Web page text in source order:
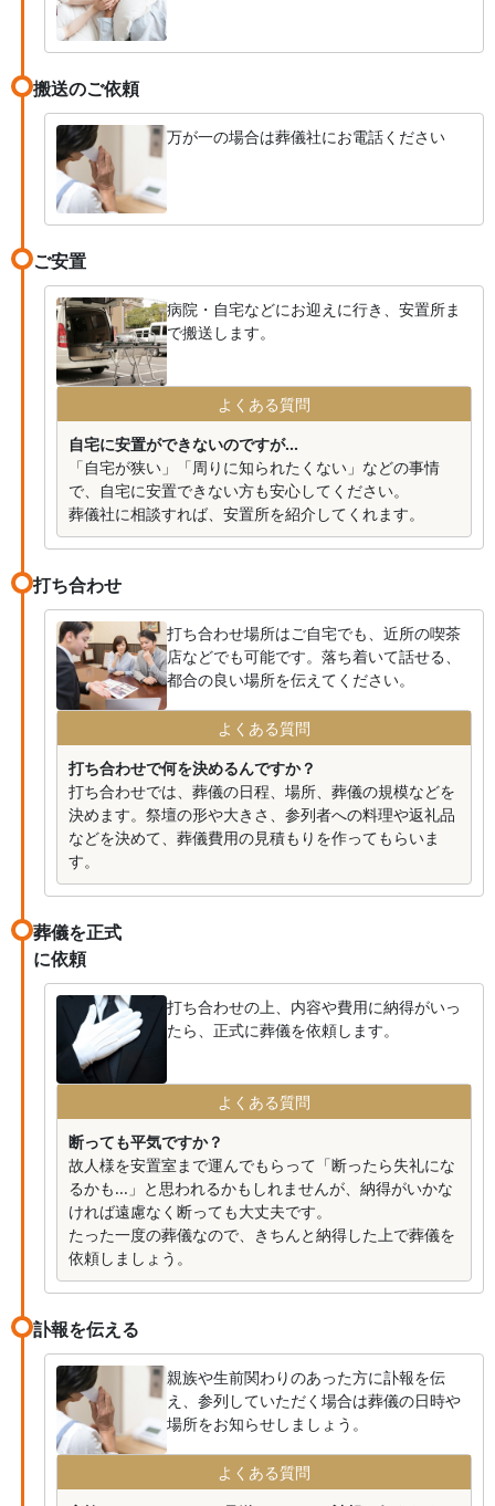
搬送のご依頼
万が一の場合は葬儀社にお電話ください
ご安置
病院・自宅などにお迎えに行き、安置所ま
で搬送します。
よくある質問
自宅に安置ができないのですが...
「自宅が狭い」「周りに知られたくない」などの事情
で、自宅に安置できない方も安心してください。
葬儀社に相談すれば、安置所を紹介してくれます。
打ち合わせ
打ち合わせ場所はご自宅でも、近所の喫茶
店などでも可能です。落ち着いて話せる、
都合の良い場所を伝えてください。
よくある質問
打ち合わせで何を決めるんですか？
打ち合わせでは、葬儀の日程、場所、葬儀の規模などを
決めます。祭壇の形や大きさ、参列者への料理や返礼品
などを決めて、葬儀費用の見積もりを作ってもらいま
す。
葬儀を正式
に依頼
打ち合わせの上、内容や費用に納得がいっ
たら、正式に葬儀を依頼します。
よくある質問
断っても平気ですか？
故人様を安置室まで運んでもらって「断ったら失礼にな
るかも...」と思われるかもしれませんが、納得がいかな
ければ遠慮なく断っても大丈夫です。
たった一度の葬儀なので、きちんと納得した上で葬儀を
依頼しましょう。
訃報を伝える
親族や生前関わりのあった方に訃報を伝
え、参列していただく場合は葬儀の日時や
場所をお知らせしましょう。
よくある質問